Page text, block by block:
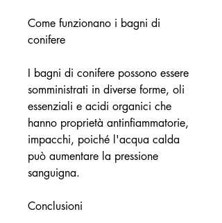
Come funzionano i bagni di
conifere
I bagni di conifere possono essere
somministrati in diverse forme, oli
essenziali e acidi organici che
hanno proprietà antinfiammatorie,
impacchi, poiché l'acqua calda
può aumentare la pressione
sanguigna.
Conclusioni